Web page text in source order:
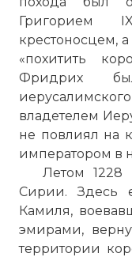
Григорием
крестоносцем,
«похитить
Фридрих
владетелем
не повлиял на
императором в
Летом
Сирии. Здесь
Камиля,
эмирами,
территории